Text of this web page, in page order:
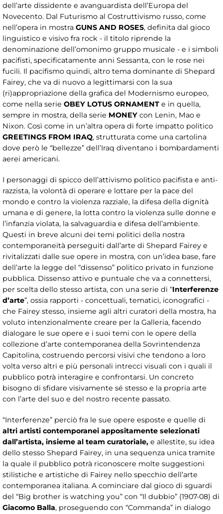
dell’arte dissidente e avanguardista dell’Europa del
Novecento. Dal Futurismo al Costruttivismo russo, come
nell’opera in mostra GUNS AND ROSES, definita dal gioco
linguistico e visivo fra rock - il titolo riprende la
denominazione dell’omonimo gruppo musicale - e i simboli
pacifisti, specificatamente anni Sessanta, con le rose nei
fucili. Il pacifismo quindi, altro tema dominante di Shepard
Fairey, che va di nuovo a legittimarsi con la sua
(ri)appropriazione della grafica del Modernismo europeo,
come nella serie OBEY LOTUS ORNAMENT e in quella,
sempre in mostra, della serie MONEY con Lenin, Mao e
Nixon. Così come in un’altra opera di forte impatto politico
GREETINGS FROM IRAQ, strutturata come una cartolina
dove però le “bellezze” dell’Iraq diventano i bombardamenti
aerei americani.
I personaggi di spicco dell’attivismo politico pacifista e anti-
razzista, la volontà di operare e lottare per la pace del
mondo e contro la violenza razziale, la difesa della dignità
umana e di genere, la lotta contro la violenza sulle donne e
l’infanzia violata, la salvaguardia e difesa dell’ambiente.
Questi in breve alcuni dei temi politici della nostra
contemporaneità perseguiti dall’arte di Shepard Fairey e
rivitalizzati dalle sue opere in mostra, con un’idea base, fare
dell’arte la legge del “dissenso” politico privato in funzione
pubblica. Dissenso attivo e puntuale che va a connettersi,
per scelta dello stesso artista, con una serie di “Interferenze
d’arte”, ossia rapporti - concettuali, tematici, iconografici -
che Fairey stesso, insieme agli altri curatori della mostra, ha
voluto intenzionalmente creare per la Galleria, facendo
dialogare le sue opere e i suoi temi con le opere della
collezione d’arte contemporanea della Sovrintendenza
Capitolina, costruendo percorsi visivi che tendono a loro
volta verso altri e più personali intrecci visuali con i quali il
pubblico potrà interagire e confrontarsi. Un concreto
bisogno di sfidare visivamente sé stesso e la propria arte
con l’arte del suo e del nostro recente passato.
“Interferenze” perciò fra le sue opere esposte e quelle di
altri artisti contemporanei appositamente selezionati
dall’artista, insieme al team curatoriale, e allestite, su idea
dello stesso Shepard Fairey, in una sequenza unica tramite
la quale il pubblico potrà riconoscere molte suggestioni
stilistiche e artistiche di Fairey nello specchio dell’arte
contemporanea italiana. A cominciare dal gioco di sguardi
del “Big brother is watching you” con “Il dubbio” (1907-08) di
Giacomo Balla, proseguendo con “Commanda” in dialogo